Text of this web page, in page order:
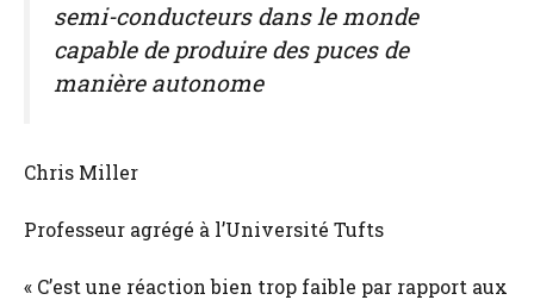
semi-conducteurs dans le monde
capable de produire des puces de
manière autonome
Chris Miller
Professeur agrégé à l’Université Tufts
« C’est une réaction bien trop faible par rapport aux